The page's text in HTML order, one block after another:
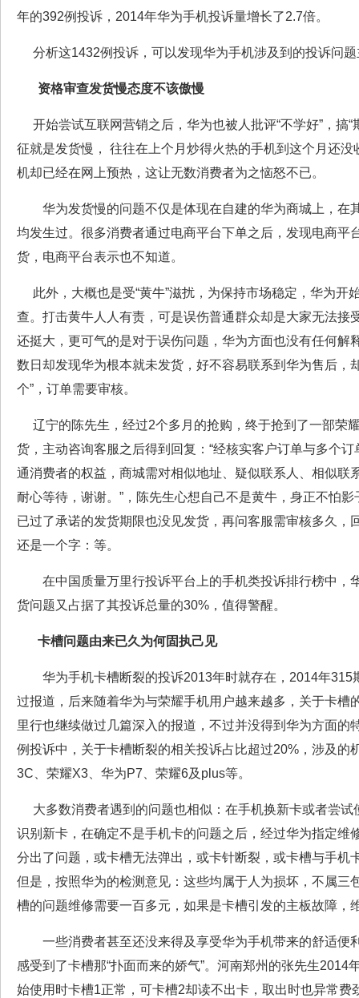
年的392例投诉，2014年华为手机投诉量增长了2.7倍。
分析这1432例投诉，可以发现华为手机涉及到的投诉问
资格审查发货慢态度不该傲慢
开始尝试互联网营销之后，华为也被人批评“不学好”，搞“
征就是发货慢， 往往在上个月炒得火热的手机到这个月还
机却已经在网上预热，这让无数消费者为之恼怒不已。
华为发货慢的问题不仅是体现在自建的华为商城上，在
均发生过。很多消费者通过电商平台下单之后，发现电商平
货，电商平台表示也不知道。
此外，大概也是受“黄牛”滋扰，为保持市场稳定，华为开
查。打击黄牛人人有责，可是误伤普通群众却是大家无法接
还挺大，更可气的是对于误伤问题，华为方面也没有任何解
数日却发现华为根本就未发货，好不容易联系到华为售后，
个”，订单需要审核。
辽宁的陈先生，经过2个多月的抢购，终于抢到了一部荣
货，主动咨询客服之后得到回复：“经核实客户订单与多个
通消费者的权益，商城需对相似地址、疑似联系人、相似联
耐心等待，谢谢。”，陈先生心想自己不是黄牛，身正不怕
已过了承诺的发货期限也没见发货，再问客服需审核多久，
还是一个字：等。
在中国质量万里行投诉平台上的手机类投诉排行榜中，
货问题又占据了其投诉总量的30%，值得警醒。
卡槽问题由来已久为何固执己见
华为手机卡槽断裂的投诉2013年时就存在，2014年315
过报道，后来随着华为与荣耀手机用户越来越多，关于卡槽
里行也继续做过几篇深入的报道，不过并没得到华为方面的
例投诉中，关于卡槽断裂的相关投诉占比超过20%，涉及的
3C、荣耀X3、华为P7、荣耀6及plus等。
大多数消费者遇到的问题也相似：在手机换新卡或者尝试
识别新卡，在确定不是手机卡的问题之后，经过华为指定维
分出了问题，或卡槽无法弹出，或卡针断裂，或卡槽与手机
但是，按照华为的检测意见：这些均属于人为损坏，不属三
槽的问题维修需要一百多元，如果是卡槽引发的主板故障，
一些消费者甚至还没来得及享受华为手机带来的舒适便
感受到了卡槽那“扑面而来的娇气”。河南郑州的张先生2014
始使用时卡槽1正常，可卡槽2却读不出卡，取出时也异常费